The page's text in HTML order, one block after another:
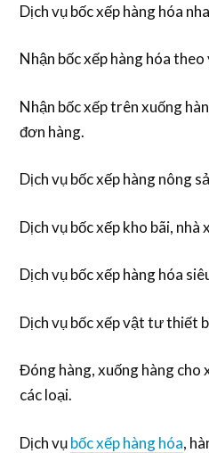
Dịch vụ bốc xếp hàng hóa
Nhận bốc xếp hàng hóa theo
Nhận bốc xếp trên xuống
đơn hàng.
Dịch vụ bốc xếp hàng nông
Dịch vụ bốc xếp kho bãi, nhà
Dịch vụ bốc xếp hàng hóa
Dịch vụ bốc xếp vật tư thiết
Đóng hàng, xuống hàng cho
các loại.
Dịch vụbốc xếp hàng hóa,